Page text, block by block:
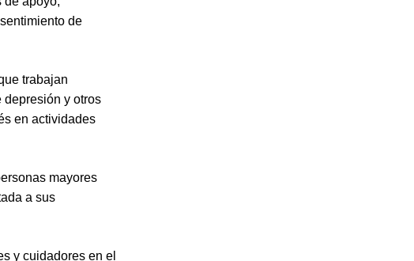
de
trabajan
depresión y otros
en actividades
mayores
a sus
y cuidadores en el